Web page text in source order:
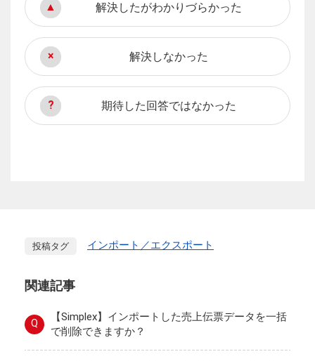
解決したがわかりづらかった
解決しなかった
期待した回答ではなかった
投稿タグ インポート／エクスポート
関連記事
Q
【Simplex】インポートした売上伝票データを一括
で削除できますか？